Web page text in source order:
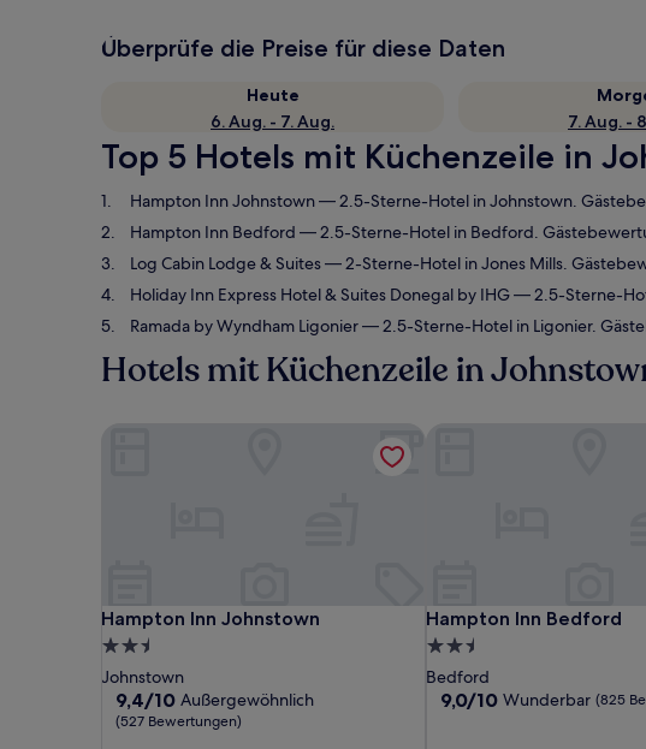
Überprüfe die Preise für diese Daten
Heute
6. Aug. - 7. Aug.
7. Aug. -
Top 5 Hotels mit Küchenzeile in
Hampton Inn Johnstown— 2.5-Sterne-Hotel in Johnstown.
Hampton Inn Bedford — 2.5-Sterne-Hotel in Bedford.
Log Cabin Lodge & Suites— 2-Sterne-Hotel in Jones Mills.
Holiday Inn Express Hotel & Suites Donegal by IHG— 2.5-Sterne-
Ramada by Wyndham Ligonier— 2.5-Sterne-Hotel in Ligonier.
Hotels mit Küchenzeile in
Hampton Inn Johnstown
Hampton Inn Johnstown
2.5-
Sterne-
Unterkunft
Johnstown
9.4
von
9,4/10 Außergewöhnlich
(527 Bewertungen)
Hampton Inn Bedford
Hampton Inn Bedford
2.5-
Sterne-
Unterkunft
Bedford
9.0
9,0/10 Wunderbar (825